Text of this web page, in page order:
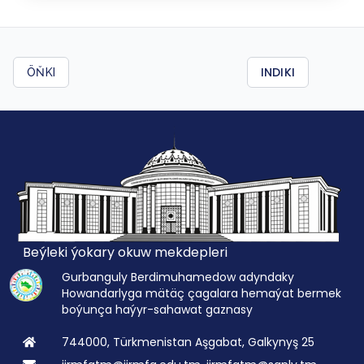
ÖŇKI INDIKI
Beýleki ýokary okuw mekdepleri
Gurbanguly Berdimuhamedow adyndaky
Howandarlyga mätäç çagalara hemaýat bermek
boýunça haýyr-sahawat gaznasy
744000, Türkmenistan Aşgabat, Galkynyş 25